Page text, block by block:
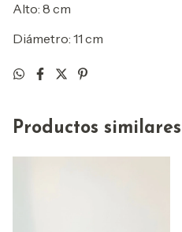
Alto: 8 cm
Diámetro: 11 cm
Productos similares